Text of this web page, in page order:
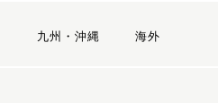
九州・沖縄 海外